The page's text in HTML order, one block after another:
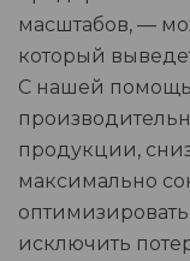
масштабов, —
который
С нашей
продукции,
максимально
оптимизировать
исключить